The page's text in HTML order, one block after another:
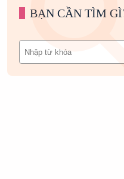
BẠN CẦN TÌM
Tìm
kiếm